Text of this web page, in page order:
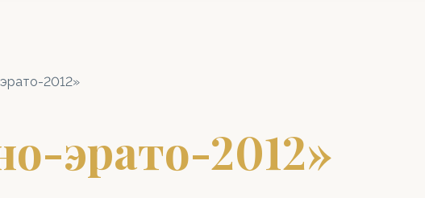
2012»
эрато-2012»